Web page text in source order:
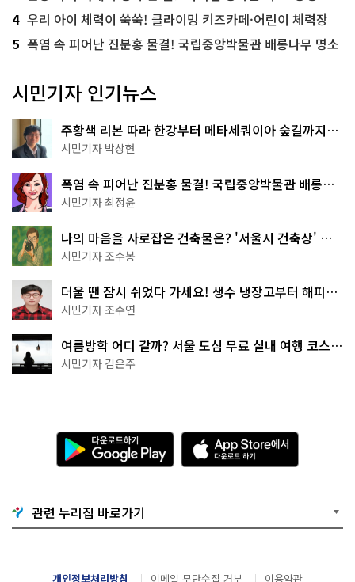
4 우리 아이 체력이 쑥쑥! 클라이밍 키즈카페·어린이 체력장
5 폭염 속 피어난 진분홍 물결! 국립중앙박물관 배롱나무 명소
시민기자 인기뉴스
주황색 리본 따라 한강부터 메타세쿼이아 숲길까지…
서울둘레길 15코스
시민기자 박상현
폭염 속 피어난 진분홍 물결! 국립중앙박물관 배롱나
무 명소
시민기자 최정윤
나의 마음을 사로잡은 건축물은? '서울시 건축상' 수
상작 공개!
시민기자 조수봉
더울 땐 잠시 쉬었다 가세요! 생수 냉장고부터 해피소
·무더위쉼터까지
시민기자 조수연
여름방학 어디 갈까? 서울 도심 무료 실내 여행 코스
추천
시민기자 김은주
다
운
로
기
G
o
g
l
A
p
p
e
서
다
관련 누리집 바로가기
개인정보처리방침 이메일 무단수집 거부 이용약관